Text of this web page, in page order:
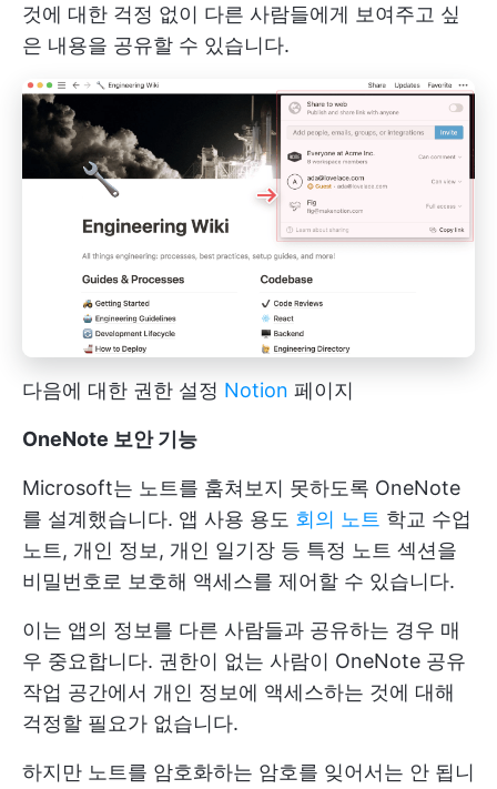
것에 대한 걱정 없이 다른 사람들에게 보여주고 싶
은 내용을 공유할 수 있습니다.
다음에 대한 권한 설정 Notion 페이지
OneNote 보안 기능
Microsoft는 노트를 훔쳐보지 못하도록 OneNote
를 설계했습니다. 앱 사용 용도 회의 노트 학교 수업
노트, 개인 정보, 개인 일기장 등 특정 노트 섹션을
비밀번호로 보호해 액세스를 제어할 수 있습니다.
이는 앱의 정보를 다른 사람들과 공유하는 경우 매
우 중요합니다. 권한이 없는 사람이 OneNote 공유
작업 공간에서 개인 정보에 액세스하는 것에 대해
걱정할 필요가 없습니다.
하지만 노트를 암호화하는 암호를 잊어서는 안 됩니